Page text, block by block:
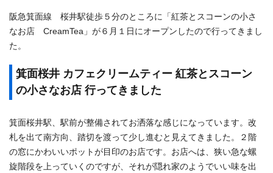
阪急箕面線 桜井駅徒歩５分のところに「紅茶とスコーンの小さ
なお店 CreamTea」が６月１日にオープンしたので行ってきまし
た。
箕面桜井 カフェクリームティー 紅茶とスコーン
の小さなお店 行ってきました
箕面桜井駅、駅前が整備されてお洒落な感じになっています。改
札を出て南方向、踏切を渡って少し進むと見えてきました。２階
の窓にかわいいポットが目印のお店です。お店へは、狭い急な螺
旋階段を上っていくのですが、それが隠れ家のようでいい味を出